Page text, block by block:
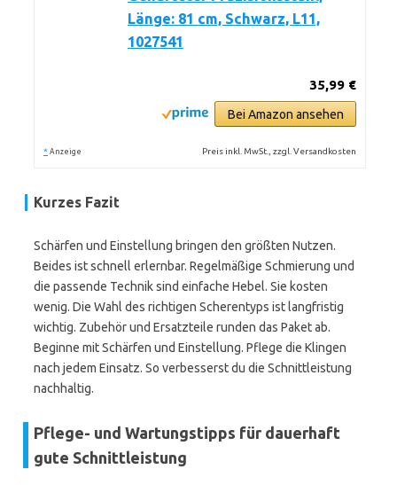
Länge: 81 cm, Schwarz, L11,
1027541
35,99 €
Bei Amazon ansehen
* Anzeige Preis inkl. MwSt., zzgl. Versandkosten
Kurzes Fazit
Schärfen und Einstellung bringen den größten Nutzen.
Beides ist schnell erlernbar. Regelmäßige Schmierung und
die passende Technik sind einfache Hebel. Sie kosten
wenig. Die Wahl des richtigen Scherentyps ist langfristig
wichtig. Zubehör und Ersatzteile runden das Paket ab.
Beginne mit Schärfen und Einstellung. Pflege die Klingen
nach jedem Einsatz. So verbesserst du die Schnittleistung
nachhaltig.
Pflege- und Wartungstipps für dauerhaft
gute Schnittleistung